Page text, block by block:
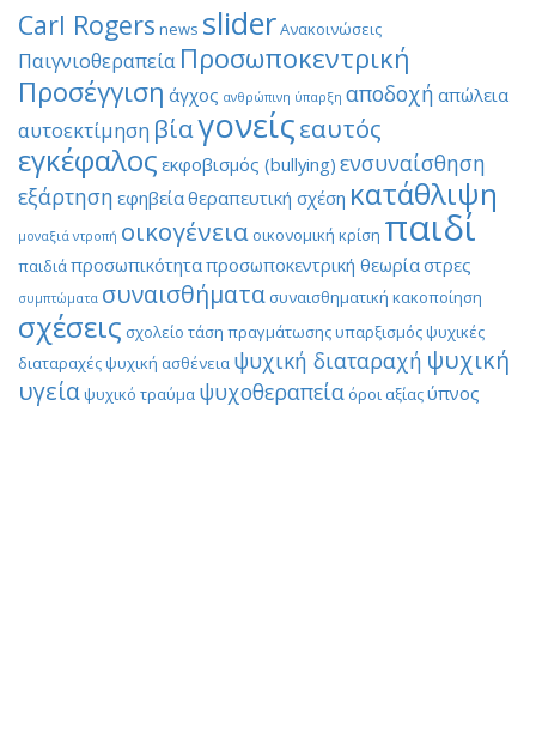
Carl Rogers news sliderΑνακοινώσεις
Παιγνιοθεραπεία Προσωποκεντρική
Προσέγγιση άγχος ανθρώπινη ύπαρξη αποδοχή απώλεια
αυτοεκτίμηση βίαγονείςεαυτός
εγκέφαλος εκφοβισμός (bullying) ενσυναίσθηση
εξάρτηση εφηβείαθεραπευτική σχέση κατάθλιψη
μοναξιά ντροπή οικογένεια οικονομική κρίση παιδί
παιδιάπροσωπικότηταπροσωποκεντρική θεωρίαστρες
συμπτώματα συναισθήματασυναισθηματική κακοποίηση
σχέσεις σχολείο τάση πραγμάτωσηςυπαρξισμόςψυχικές
διαταραχέςψυχική ασθένεια ψυχική διαταραχή ψυχική
υγείαψυχικό τραύμα ψυχοθεραπεία όροι αξίαςύπνος